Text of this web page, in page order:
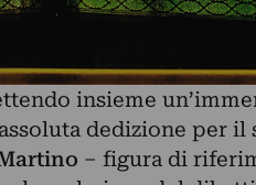
insieme
dedizione per
– figura di